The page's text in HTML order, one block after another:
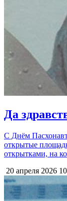
Да
С Днём
открытые
открытками, на
20 апреля 2026